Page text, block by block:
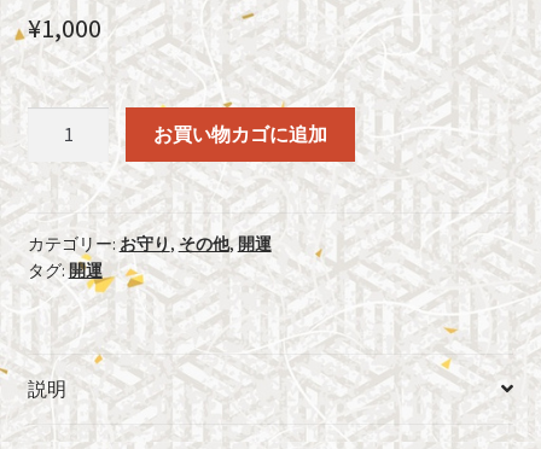
¥1,000
え
る
御
守
（緑）
お買い物カゴに追加
カテゴリー:お守り,その他,開運
タグ:開運
説明